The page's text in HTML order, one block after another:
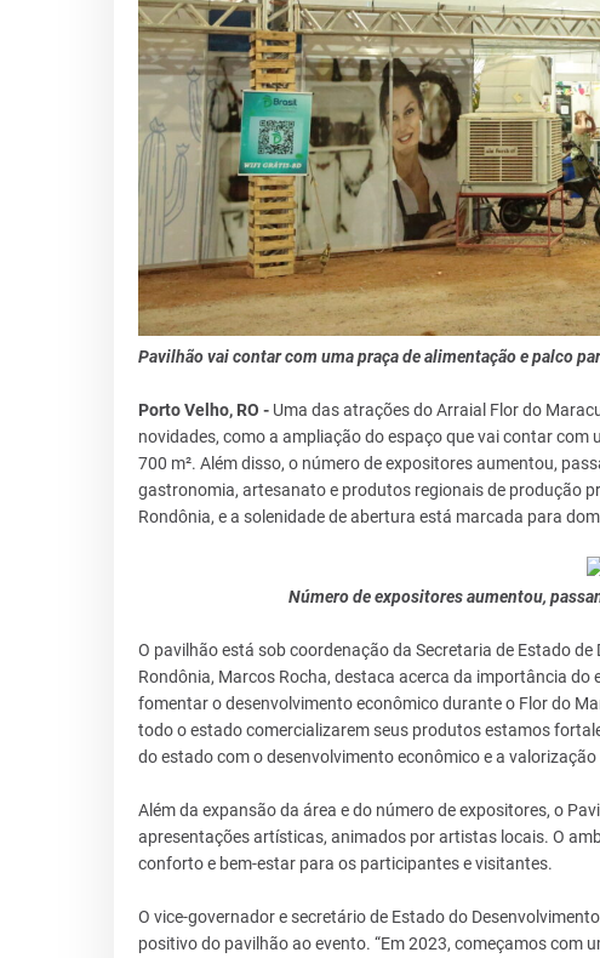
Pavilhão vai contar com uma praça de alimentação e palco
Porto Velho, RO - Uma das atrações do Arraial Flor do
novidades, como a ampliação do espaço que vai contar com
700 m². Além disso, o número de expositores aumentou,
gastronomia, artesanato e produtos regionais de produção
Rondônia, e a solenidade de abertura está marcada para
Número de expositores aumentou,
O pavilhão está sob coordenação da Secretaria de Estado
Rondônia, Marcos Rocha, destaca acerca da importância do
fomentar o desenvolvimento econômico durante o Flor do
todo o estado comercializarem seus produtos estamos
do estado com o desenvolvimento econômico e a
Além da expansão da área e do número de expositores, o
apresentações artísticas, animados por artistas locais. O
conforto e bem-estar para os participantes e visitantes.
O vice-governador e secretário de Estado do
positivo do pavilhão ao evento. “Em 2023, começamos com